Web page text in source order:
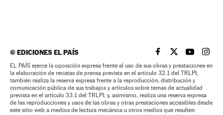
©EDICIONES EL PAÍS EL PAÍS BRASIL EN
EL PAÍSEL PAÍS
EL
EL PAÍS ejerce la oposición expresa frente al uso de sus obras y prestaciones en
la elaboración de revistas de prensa prevista en el artículo 32.1 del TRLPI;
también realiza la reserva expresa frente a la reproducción, distribución y
comunicación pública de sus trabajos y artículos sobre temas de actualidad
prevista en el artículo 33.1 del TRLPI; y, asimismo, realiza una reserva expresa
de las reproducciones y usos de las obras y otras prestaciones accesibles desde
este sitio web a medios de lectura mecánica u otros medios que resulten